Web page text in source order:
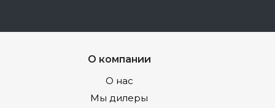
О компании
О нас
Мы дилеры